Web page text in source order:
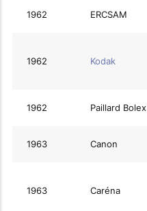
1962 ERCSAM
1962 Kodak
1962 Paillard Bolex
1963 Canon
1963 Caréna